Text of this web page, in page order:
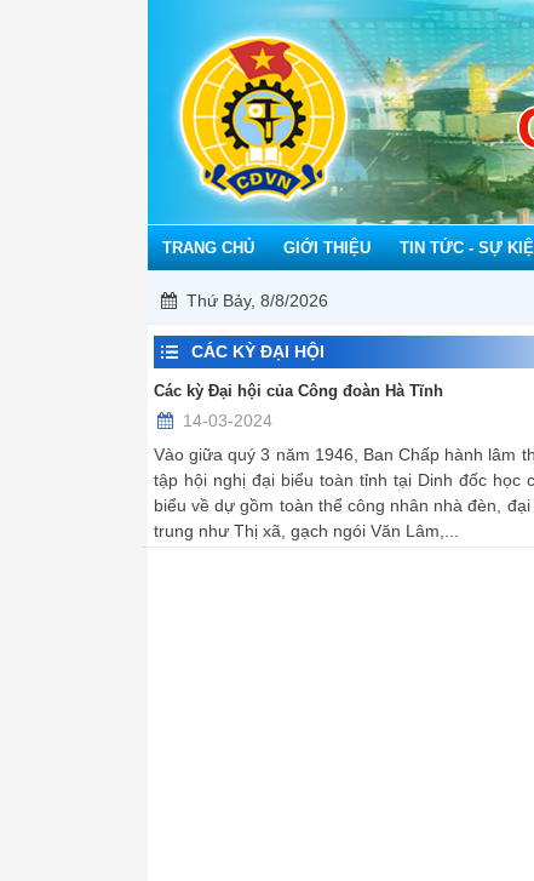
TRANG CHỦ GIỚI THIỆU TIN TỨC - SỰ
Thứ Bảy, 8/8/2026
CÁC KỲ ĐẠI HỘI
Các kỳ Đại hội của Công đoàn Hà Tĩnh
14-03-2024
Vào giữa quý 3 năm 1946, Ban Chấp hành lâm
tập hội nghị đại biểu toàn tỉnh tại Dinh đốc
biểu về dự gồm toàn thể công nhân nhà đèn,
trung như Thị xã, gạch ngói Văn Lâm,...